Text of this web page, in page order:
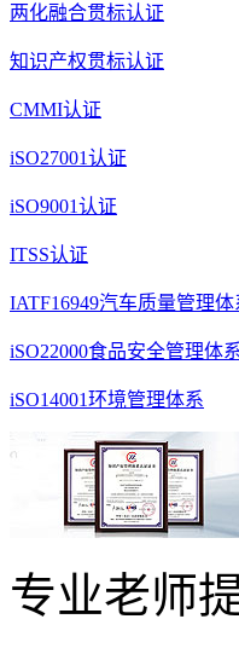
两化融合贯标认证
知识产权贯标认证
CMMI认证
iSO27001认证
iSO9001认证
ITSS认证
IATF16949汽车质量管理体
iSO22000食品安全管理体
iSO14001环境管理体系
专业老师